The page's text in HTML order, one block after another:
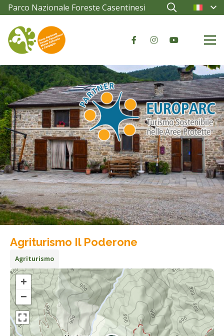
Parco Nazionale Foreste Casentinesi
Agriturismo Il Poderone
Agriturismo
+
−